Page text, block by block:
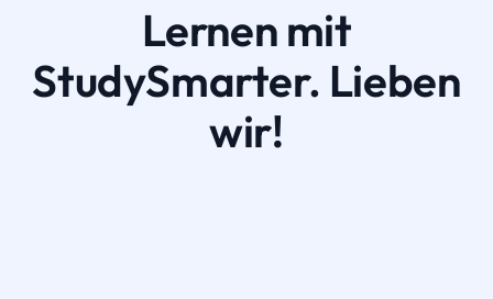
Lernen mit
StudySmarter. Lieben
wir!